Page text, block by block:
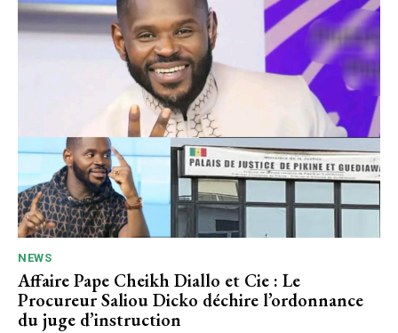
NEWS
Affaire Pape Cheikh Diallo et Cie : Le
Procureur Saliou Dicko déchire l’ordonnance
du juge d’instruction